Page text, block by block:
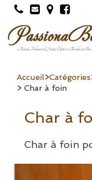
Accueil>Catégories
> Char à foin
Char à
Char à foin